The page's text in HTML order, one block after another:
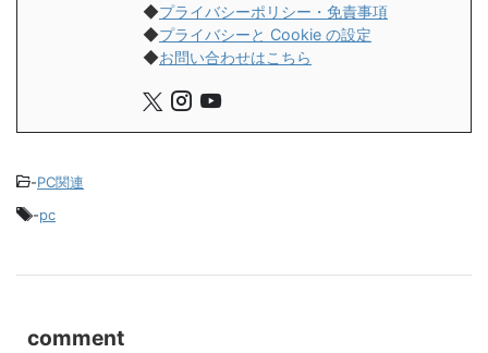
◆プライバシーポリシー・免責事項
◆プライバシーと Cookie の設定
◆お問い合わせはこちら
-PC関連
-pc
comment